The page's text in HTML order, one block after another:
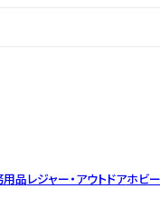
用品レジャー・アウトドアホビー